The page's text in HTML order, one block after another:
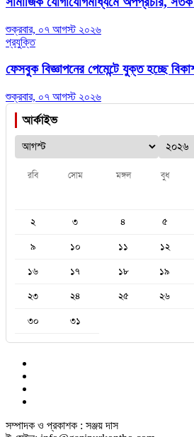
শুক্রবার, ০৭ আগস্ট ২০২৬
প্রযুক্তি
ফেসবুক বিজ্ঞাপনের পেমেন্টে যুক্ত হচ্ছে
শুক্রবার, ০৭ আগস্ট ২০২৬
আর্কাইভ
রবি সোম মঙ্গল বুধ
২
৩ ৪ ৫
৯
১০ ১১ ১২
১৬
১৭ ১৮ ১৯
২৩
২৪ ২৫ ২৬
৩০
৩১
সম্পাদক ও প্রকাশক : সঞ্জয় দাস